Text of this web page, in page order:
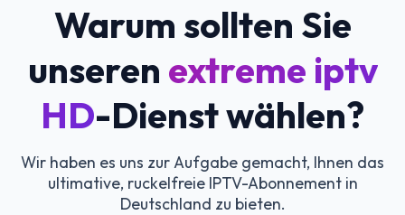
Warum sollten Sie
unseren extreme iptv
HD-Dienst wählen?
Wir haben es uns zur Aufgabe gemacht, Ihnen das
ultimative, ruckelfreie IPTV-Abonnement in
Deutschland zu bieten.